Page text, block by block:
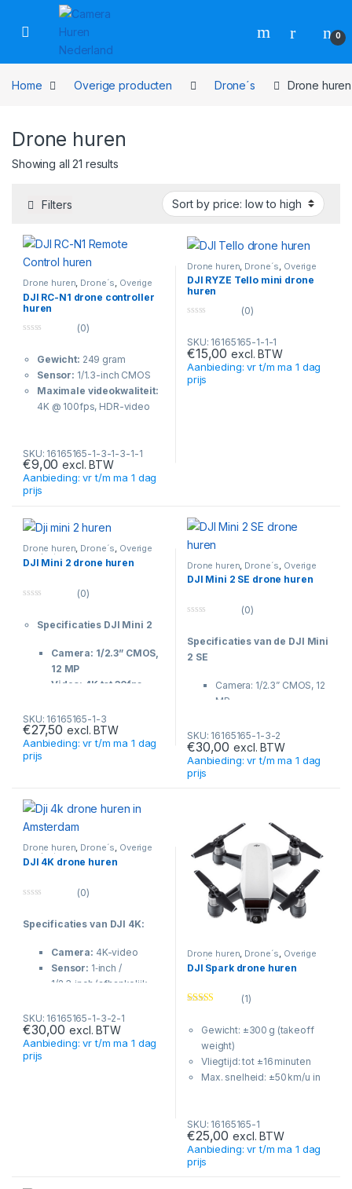
Skip to navigation
Skip to content
0
Home Overige producten Drone´s Drone huren
Drone huren
Showing all 21 results
Filters
Drone huren, Drone´s, Overige
producten
DJI RC-N1 drone controller
huren
u
o
f
5
(0)
Gewicht: 249 gram
Sensor: 1/1.3-inch CMOS
Maximale videokwaliteit:
4K @ 100fps, HDR-video
Kleurprofielen:D-Log M
10-bit, HLG
Lens:f/1.7 diafragma,
minuten (standaard batterij),
45 minuten (Intelligent Flight
Battery Plus)
(in sportmodus)
transmissieafstand:20 km
Controller-opties:
DJI RC-
N2 of DJI RC 2 met
Omnidirectioneel (rondom
sensoren)
Functies:
FocusTrack,
SKU: 16165165-1-3-1-3-1-1
€9,00 excl. BTW
Aanbieding: vr t/m ma 1 dag
prijs
Drone huren Drone´s Overige
producten
DJI RYZE Tello mini drone
huren
u
t
o
f
5
(0)
SKU: 16165165-1-1-1
€15,00 excl. BTW
Aanbieding: vr t/m ma 1 dag
prijs
Drone huren, Drone´s, Overige
producten
DJI Mini 2 drone huren
u
(0)
Specificaties DJI Mini 2
Camera: 1/2.3” CMOS,
12 MP
Video: 4K tot 30fps
Vliegtijd: tot 31 minuten
Bereik: tot 10 km
(OcuSync 2.0)
Level 5 (tot ±38 km/u)
Functies: QuickShots,
panorama, Return to
Home
SKU: 16165165-1-3
€27,50 excl. BTW
Aanbieding: vr t/m ma 1 dag
prijs
Drone huren Drone´s Overige
producten
DJI Mini 2 SE drone huren
u
t
o
(0)
Specificaties van de DJI Mini
2 SE
Camera: 1/2.3” CMOS, 12
MP
Gewicht: 246 gram (C0
klasse)
Vliegtijd: tot 31 minuten
Gimbal: 3-assig
Zoom: tot 4x digitaal
Windbestendigheid:
Level 5 (±38 km/u)
Functies: QuickShots,
panorama, Return to
Home
SKU: 16165165-1-3-2
€30,00 excl. BTW
Aanbieding: vr t/m ma 1 dag
prijs
Drone huren, Drone´s, Overige
producten
DJI 4K drone huren
u
(0)
Specificaties van DJI 4K:
Camera: 4K-video
Sensor: 1‑inch /
1/2.3‑inch (afhankelijk
Fotoresolutie: 12–50 MP
Vliegtijd: ca. 30–36
minuten
SKU: 16165165-1-3-2-1
€30,00 excl. BTW
Aanbieding: vr t/m ma 1 dag
prijs
Drone huren, Drone´s, Overige
producten
DJI Spark drone huren
(1)
Gewicht: ±300 g (takeoff
weight)
Vliegtijd: tot ±16 minuten
Max. snelheid: ±50 km/u in
sensor, 12 MP foto’s
Video: Full HD 1080p @
30 fps
SKU: 16165165-1
€25,00 excl. BTW
Aanbieding: vr t/m ma 1 dag
prijs